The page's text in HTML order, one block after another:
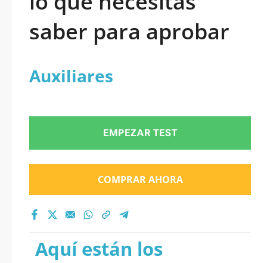
saber para aprobar
Auxiliares
EMPEZAR TEST
COMPRAR AHORA
Aquí están los